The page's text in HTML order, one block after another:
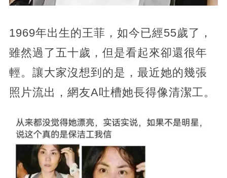
1969年出生的王菲，如今已經55歲了，
雖然過了五十歲，但是看起來卻還很年
輕。讓大家沒想到的是，最近她的幾張
照片流出，網友A吐槽她長得像清潔工。